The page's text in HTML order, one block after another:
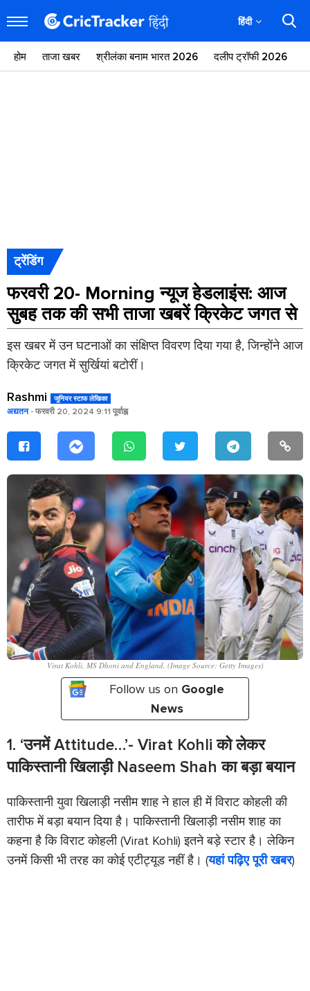
हिंदी
होम ताजा खबर श्रीलंका बनाम भारत 2026 दलीप ट्रॉफी 2026
ट्रेंडिंग
फरवरी 20- Morning न्यूज हेडलाइंस: आज
सुबह तक की सभी ताजा खबरें क्रिकेट जगत से
इस खबर में उन घटनाओं का संक्षिप्त विवरण दिया गया है, जिन्होंने आज
क्रिकेट जगत में सुर्खियां बटोरीं।
Rashmi जूनियर स्टाफ लेखिका
अद्यतन- फरवरी 20, 2024 9:11 पूर्वाह्न
Virat Kohli, MS Dhoni and England. (Image Source: Getty Images)
Follow us on Google
News
1. ‘उनमें Attitude…’- Virat Kohli को लेकर
पाकिस्तानी खिलाड़ी Naseem Shah का बड़ा बयान
पाकिस्तानी युवा खिलाड़ी नसीम शाह ने हाल ही में विराट कोहली की
तारीफ में बड़ा बयान दिया है। पाकिस्तानी खिलाड़ी नसीम शाह का
कहना है कि विराट कोहली (Virat Kohli) इतने बड़े स्टार है। लेकिन
उनमें किसी भी तरह का कोई एटीट्यूड नहीं है। (यहां पढ़िए पूरी खबर)